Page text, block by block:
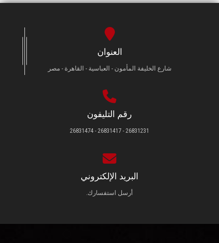
الطلاب
العنوان
شارع الخليفة المأمون - العباسية - القاهرة - مصر
رقم التليفون
26831231 - 26831417 - 26831474
البريد الإلكتروني
أرسل استفسارك.